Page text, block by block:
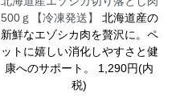
500ｇ【冷凍発送】
北海道産の
新鮮なエゾシカ肉を贅沢に。ペ
ットに嬉しい消化しやすさと健
康へのサポート。 1,290円(内
税)